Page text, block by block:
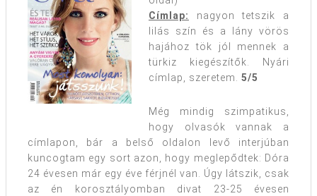
Címlap:
nagyon tetszik a
lilás szín és a lány vörös
hajához tök jól mennek a
türkiz kiegészítők. Nyári
címlap, szeretem. 5/5
Még mindig szimpatikus,
hogy olvasók vannak a
címlapon, bár a belső oldalon levő interjúban
kuncogtam egy sort azon, hogy meglepődtek: Dóra
24 évesen már egy éve férjnél van. Úgy látszik, csak
az én korosztályomban divat 23-25 évesen